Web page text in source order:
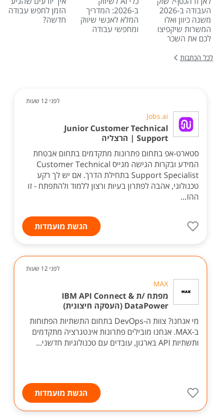
העבודה ב-2026
משנה כיוון ואלו
המשרות שיקפיצו
לכם את השכר
ב-2026: המדריך
המלא לאנשי שיווק
ומחפשי עבודה
הזמן לחפש עבודה
חדשה?
לכל הכתבות
לפני 12 שעות
Jobs.ai
Junior Customer Technical
Support | הרצליה
סטארט-אפ בתחום פתרונות מתקדמים בתחום אבטחת
המידע ובקרות הגישה מגייס Customer Technical
Support Specialist בתחילת הדרך. אם יש לך רקע
טכנולוגי, אהבה לפתרון בעיות ורצון ללמוד ולהתפתח - זו
ההז...
הגשת מועמדות
לפני 12 שעות
MAX
מפתח /ת IBM API Connect &
DataPower (העסקה חיצונית)
מי אנחנו? צוות ה-DevOps בתחום התשתיות הפתוחות
ב-MAX. אנחנו מובילים פתרונות אינטגרציה מתקדמים
ותשתיות API בארגון, עובדים עם טכנולוגיות חדשני...
הגשת מועמדות